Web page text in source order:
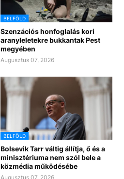
BELFÖLD
Szenzációs honfoglalás kori
aranyleletekre bukkantak Pest
megyében
Augusztus 07, 2026
BELFÖLD
Bolsevik Tarr váltig állítja, ő és a
minisztériuma nem szól bele a
közmédia működésébe
Augusztus 07, 2026